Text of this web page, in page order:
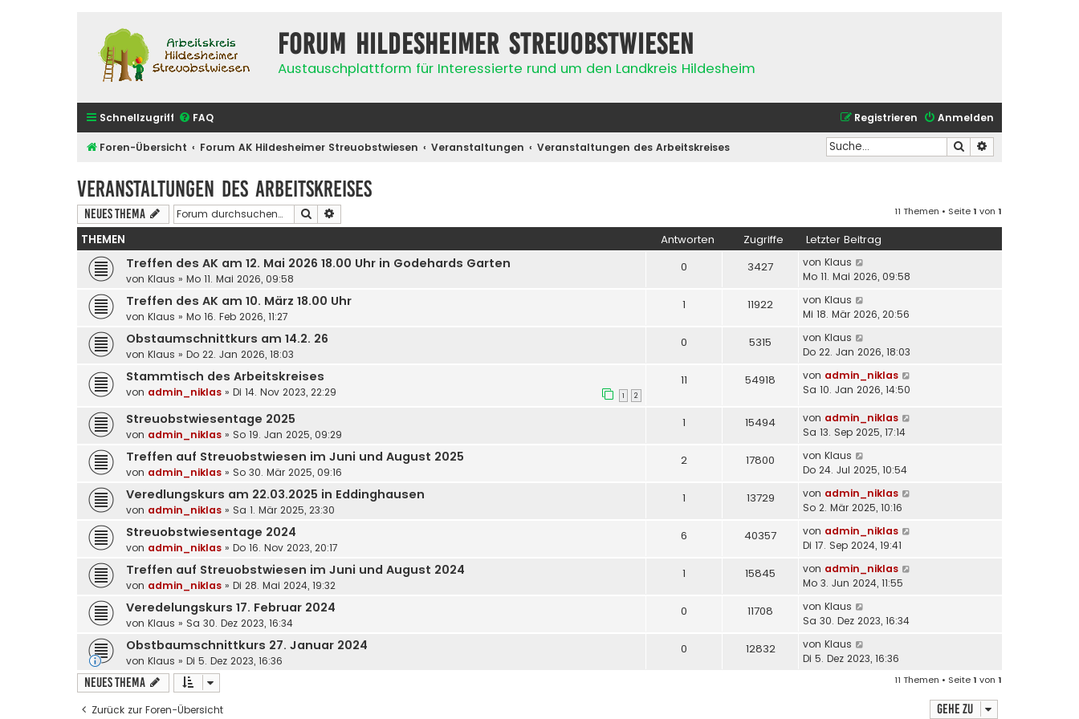
Forum Hildesheimer Streuobstwiesen
Austauschplattform für Interessierte rund um den Landkreis Hildesheim
Schnellzugriff FAQ Anmelden
Registrieren
Foren-Übersicht Forum AK Hildesheimer Streuobstwiesen Veranstaltungen Veranstaltungen des Arbeitskreises Suche
Veranstaltungen des Arbeitskreises
Neues Thema Suche 11 Themen • Seite1 von 1
THEMEN Antworten Zugriffe Letzter Beitrag
Treffen des AK am 12. Mai 2026 18.00 Uhr in Godehards Garten
von Klaus » Mo 11. Mai 2026, 09:58
0 3427 von Klaus
Mo 11. Mai 2026, 09:58
Treffen des AK am 10. März 18.00 Uhr
von Klaus » Mo 16. Feb 2026, 11:27
1 11922 von Klaus
Mi 18. Mär 2026, 20:56
Obstaumschnittkurs am 14.2. 26
von Klaus » Do 22. Jan 2026, 18:03
0 5315 von Klaus
Do 22. Jan 2026, 18:03
Stammtisch des Arbeitskreises
von admin_niklas » Di 14. Nov 2023, 22:29 1 2
11 54918 von admin_niklas
Sa 10. Jan 2026, 14:50
Streuobstwiesentage 2025
von admin_niklas » So 19. Jan 2025, 09:29
1 15494 von admin_niklas
Sa 13. Sep 2025, 17:14
Treffen auf Streuobstwiesen im Juni und August 2025
von admin_niklas » So 30. Mär 2025, 09:16
2 17800 von Klaus
Do 24. Jul 2025, 10:54
Veredlungskurs am 22.03.2025 in Eddinghausen
von admin_niklas » Sa 1. Mär 2025, 23:30
1 13729 von admin_niklas
So 2. Mär 2025, 10:16
Streuobstwiesentage 2024
von admin_niklas » Do 16. Nov 2023, 20:17
6 40357 von admin_niklas
Di 17. Sep 2024, 19:41
Treffen auf Streuobstwiesen im Juni und August 2024
von admin_niklas » Di 28. Mai 2024, 19:32
1 15845 von admin_niklas
Mo 3. Jun 2024, 11:55
Veredelungskurs 17. Februar 2024
von Klaus » Sa 30. Dez 2023, 16:34
0 11708 von Klaus
Sa 30. Dez 2023, 16:34
Obstbaumschnittkurs 27. Januar 2024
von Klaus » Di 5. Dez 2023, 16:36
0 12832 von Klaus
Di 5. Dez 2023, 16:36
Neues Thema 11 Themen • Seite1 von 1
Zurück zur Foren-Übersicht Gehe zu